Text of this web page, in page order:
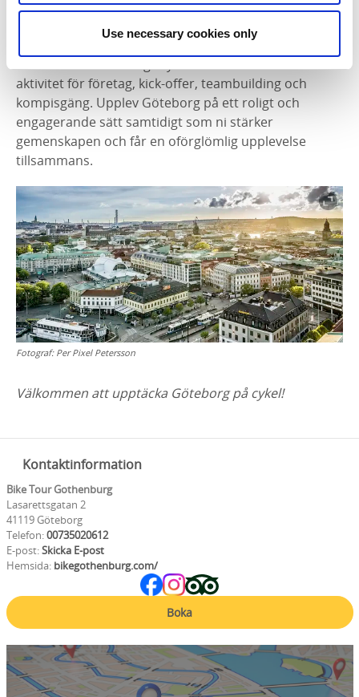
Use necessary cookies only
Trampvänlig gruppaktivitet
aktivitet för företag, kick-offer, teambuilding och
kompisgäng. Upplev Göteborg på ett roligt och
engagerande sätt samtidigt som ni stärker
gemenskapen och får en oförglömlig upplevelse
tillsammans.
Fotograf: Per Pixel Petersson
Välkommen att upptäcka Göteborg på cykel!
Kontaktinformation
Bike Tour Gothenburg
Lasarettsgatan 2
41119 Göteborg
Telefon:00735020612
E-post:Skicka E-post
Hemsida: bikegothenburg.com/
Boka